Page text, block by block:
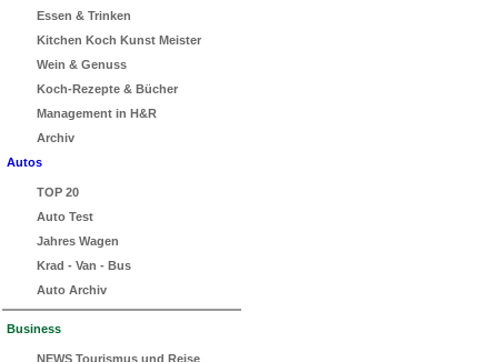
Essen & Trinken
Kitchen Koch Kunst Meister
Wein & Genuss
Koch-Rezepte & Bücher
Management in H&R
Archiv
Autos
TOP 20
Auto Test
Jahres Wagen
Krad - Van - Bus
Auto Archiv
Business
NEWS Tourismus und Reise